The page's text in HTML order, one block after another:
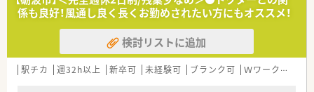
係も良好！風通し良く長くお勤めされたい方にもオススメ！
検討リストに追加
駅チカ 週32h以上 新卒可 未経験可 ブランク可 Ｗワーク可